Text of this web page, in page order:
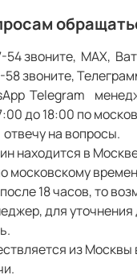
звоните, МАХ,
звоните,
Telegram
до 18:00 по
на вопросы.
находится в
московскому
18 часов, то
для уточнения
из Москвы